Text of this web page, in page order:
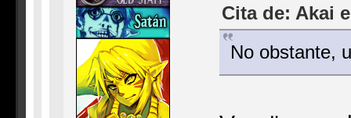
Cita de: Akai
No obstante,